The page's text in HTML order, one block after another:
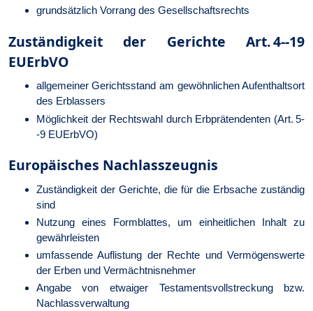
grundsätzlich Vorrang des Gesellschaftsrechts
Zuständigkeit der Gerichte Art. 4--19
EUErbVO
allgemeiner Gerichtsstand am gewöhnlichen Aufenthaltsort
des Erblassers
Möglichkeit der Rechtswahl durch Erbprätendenten (Art. 5-
-9 EUErbVO)
Europäisches Nachlasszeugnis
Zuständigkeit der Gerichte, die für die Erbsache zuständig
sind
Nutzung eines Formblattes, um einheitlichen Inhalt zu
gewährleisten
umfassende Auflistung der Rechte und Vermögenswerte
der Erben und Vermächtnisnehmer
Angabe von etwaiger Testamentsvollstreckung bzw.
Nachlassverwaltung